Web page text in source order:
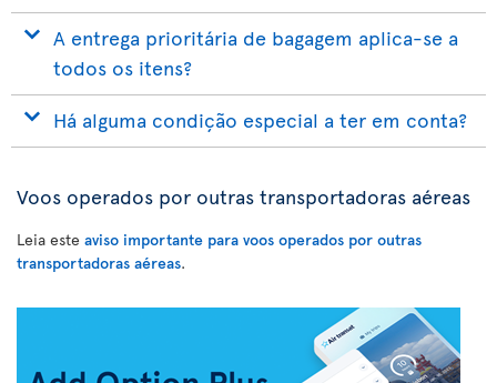
A entrega prioritária de bagagem aplica-se a
todos os itens?
Há alguma condição especial a ter em conta?
Voos operados por outras transportadoras aéreas
Leia este aviso importante para voos operados por outras
transportadoras aéreas.